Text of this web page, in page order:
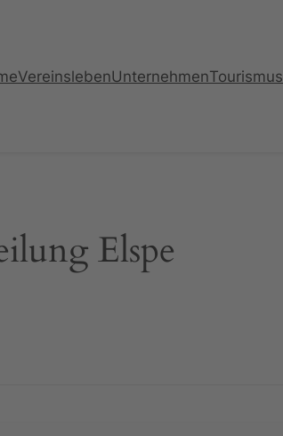
VereinslebenUnternehmenTourismus
Elspe